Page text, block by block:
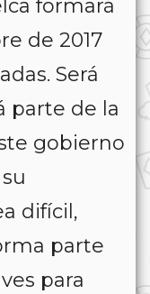
formará
de 2017
Será
parte de la
gobierno
difícil,
parte
para